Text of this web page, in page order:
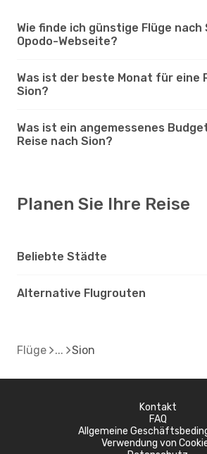
Wie finde ich günstige Flüge
Opodo-Webseite?
Was ist der beste Monat für eine
Sion?
Was ist ein angemessenes
Reise nach Sion?
Planen Sie Ihre Reise
Beliebte Städte
Alternative Flugrouten
Flüge Sion
Kontakt
FAQ
Allgemeine
Verwendung von